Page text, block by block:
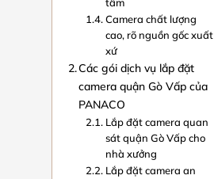
Camera chất lượng
cao, rõ nguồn gốc xuất
xứ
Các gói dịch vụ lắp đặt
camera quận Gò Vấp của
PANACO
Lắp đặt camera quan
sát quận Gò Vấp cho
nhà xưởng
Lắp đặt camera an